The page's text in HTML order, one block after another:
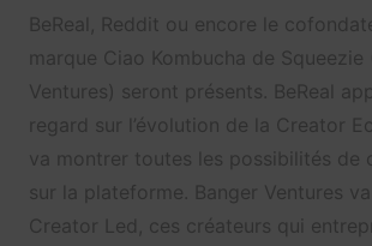
BeReal, Reddit ou encore le
marque Ciao Kombucha de Squeezie
Ventures) seront présents. BeReal
regard sur l’évolution de la Creator
va montrer toutes les possibilités de
sur la plateforme. Banger Ventures
Creator Led, ces créateurs qui